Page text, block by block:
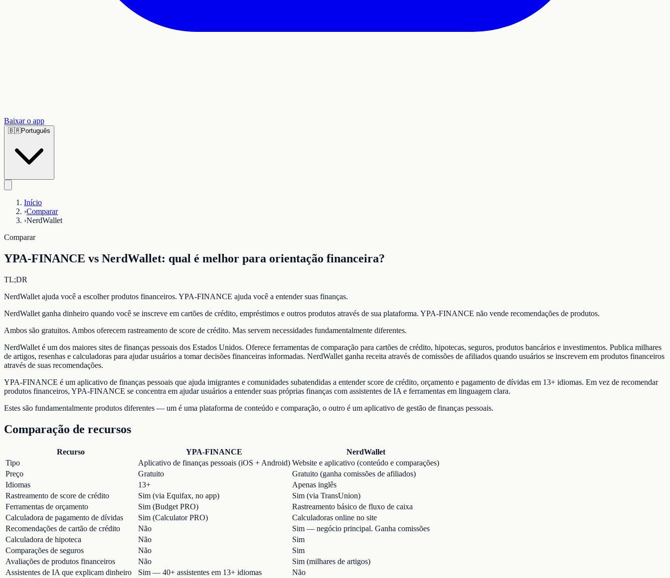
Baixar o app
🇧🇷Português
Início
›Comparar
›NerdWallet
Comparar
YPA-FINANCE vs NerdWallet: qual é melhor para orientação financeira?
TL;DR
NerdWallet ajuda você a escolher produtos financeiros. YPA-FINANCE ajuda você a entender suas finanças.
NerdWallet ganha dinheiro quando você se inscreve em cartões de crédito, empréstimos e outros produtos através de sua plataforma. YPA-FINANCE não vende recomendações de produtos.
Ambos são gratuitos. Ambos oferecem rastreamento de score de crédito. Mas servem necessidades fundamentalmente diferentes.
NerdWallet é um dos maiores sites de finanças pessoais dos Estados Unidos. Oferece ferramentas de comparação para cartões de crédito, hipotecas, seguros, produtos bancários e investimentos. Publica milhares
de artigos, resenhas e calculadoras para ajudar usuários a tomar decisões financeiras informadas. NerdWallet ganha receita através de comissões de afiliados quando usuários se inscrevem em produtos financeiros
através de suas recomendações.
YPA-FINANCE é um aplicativo de finanças pessoais que ajuda imigrantes e comunidades subatendidas a entender score de crédito, orçamento e pagamento de dívidas em 13+ idiomas. Em vez de recomendar
produtos financeiros, YPA-FINANCE se concentra em ajudar usuários a entender suas próprias finanças com assistentes de IA e ferramentas em linguagem clara.
Estes são fundamentalmente produtos diferentes — um é uma plataforma de conteúdo e comparação, o outro é um aplicativo de gestão de finanças pessoais.
Comparação de recursos
Recurso YPA-FINANCE
NerdWallet
Tipo
Aplicativo de finanças pessoais (iOS + Android) Website e aplicativo (conteúdo e comparações)
Preço
Gratuito
Gratuito (ganha comissões de afiliados)
Idiomas
13+
Apenas inglês
Rastreamento de score de crédito
Sim (via Equifax, no app)
Sim (via TransUnion)
Ferramentas de orçamento
Sim (Budget PRO)
Rastreamento básico de fluxo de caixa
Calculadora de pagamento de dívidas
Sim (Calculator PRO)
Calculadoras online no site
Recomendações de cartão de crédito
Não
Sim — negócio principal. Ganha comissões
Calculadora de hipoteca
Não
Sim
Comparações de seguros
Não
Sim
Avaliações de produtos financeiros
Não
Sim (milhares de artigos)
Assistentes de IA que explicam dinheiro
Sim — 40+ assistentes em 13+ idiomas
Não